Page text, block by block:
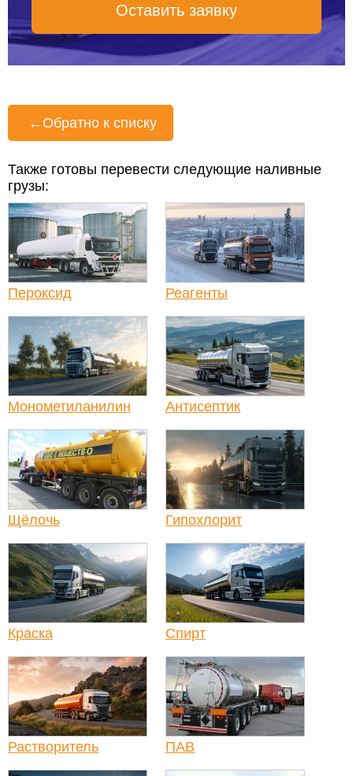
Оставить заявку
← Обратно к списку
Также готовы перевести следующие наливные
грузы:
Пероксид Реагенты
Монометиланилин Антисептик
Щёлочь Гипохлорит
Краска Спирт
Растворитель ПАВ